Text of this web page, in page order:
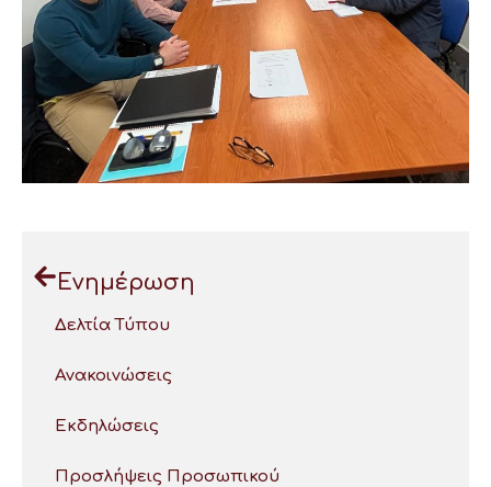
Ενημέρωση
Δελτία Τύπου
Ανακοινώσεις
Εκδηλώσεις
Προσλήψεις Προσωπικού